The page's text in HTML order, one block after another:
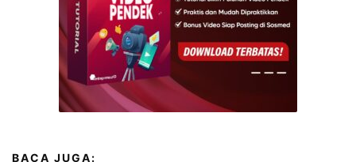
BACA JUGA:
Find Us On Google